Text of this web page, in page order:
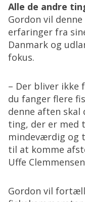
Alle de andre
Gordon vil
erfaringer fra
Danmark og
fokus.
– Der bliver ikke
du fanger flere
denne aften skal
ting, der er med
mindeværdig og
til at komme
Uffe
Gordon vil